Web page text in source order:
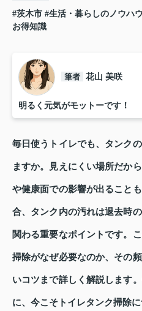
#茨木市 #生活・暮らしのノウハウ
お得知識
筆者 花山 美咲
明るく元気がモットーです！
毎日使うトイレでも、タンク
ますか。見えにくい場所だか
や健康面での影響が出ること
合、タンク内の汚れは退去時
関わる重要なポイントです。
掃除がなぜ必要なのか、その
いコツまで詳しく解説します
に、今こそトイレタンク掃除